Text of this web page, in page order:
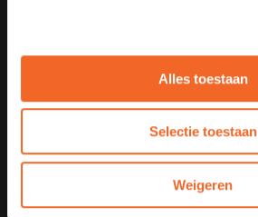
Alles toestaan
Selectie toestaan
Weigeren
7336 AL Apeldoorn
Alle vestigingen
VAKGEBIEDEN